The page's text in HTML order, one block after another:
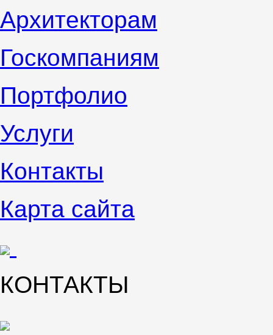
Архитекторам
Госкомпаниям
Портфолио
Услуги
Контакты
Карта сайта
КОНТАКТЫ